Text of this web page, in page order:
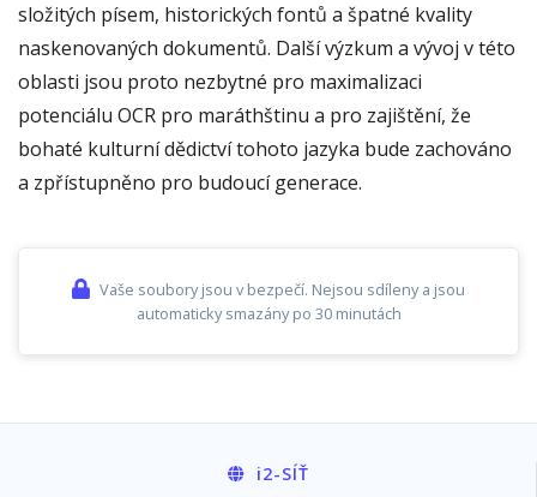
složitých písem, historických fontů a špatné kvality
naskenovaných dokumentů. Další výzkum a vývoj v této
oblasti jsou proto nezbytné pro maximalizaci
potenciálu OCR pro maráthštinu a pro zajištění, že
bohaté kulturní dědictví tohoto jazyka bude zachováno
a zpřístupněno pro budoucí generace.
Vaše soubory jsou v bezpečí. Nejsou sdíleny a jsou
automaticky smazány po 30 minutách
i2-SÍŤ